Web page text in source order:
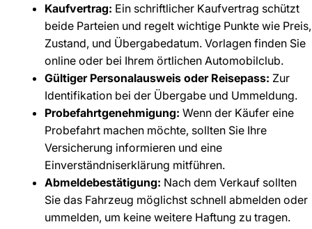
Kaufvertrag: Ein schriftlicher Kaufvertrag schützt
beide Parteien und regelt wichtige Punkte wie Preis,
Zustand, und Übergabedatum. Vorlagen finden Sie
online oder bei Ihrem örtlichen Automobilclub.
Gültiger Personalausweis oder Reisepass: Zur
Identifikation bei der Übergabe und Ummeldung.
Probefahrtgenehmigung: Wenn der Käufer eine
Probefahrt machen möchte, sollten Sie Ihre
Versicherung informieren und eine
Einverständniserklärung mitführen.
Abmeldebestätigung: Nach dem Verkauf sollten
Sie das Fahrzeug möglichst schnell abmelden oder
ummelden, um keine weitere Haftung zu tragen.